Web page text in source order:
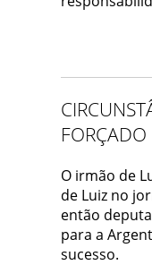
FORÇADO
O irmão de
de Luiz no
então
para a
sucesso.